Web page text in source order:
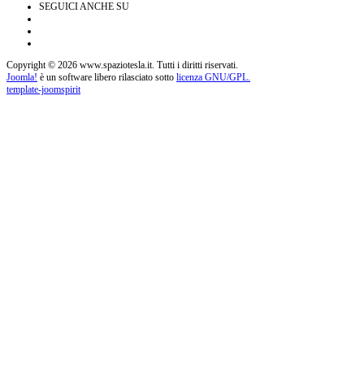
SEGUICI ANCHE SU
Copyright © 2026 www.spaziotesla.it. Tutti i diritti riservati.
Joomla! è un software libero rilasciato sotto licenza GNU/GPL.
template-joomspirit